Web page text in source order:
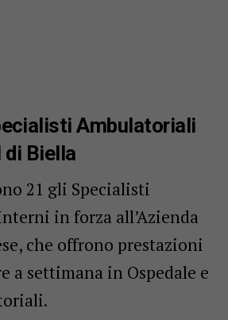
Ambulatoriali
di Biella
21 gli Specialisti
in forza all’Azienda
che offrono prestazioni
a settimana in Ospedale e